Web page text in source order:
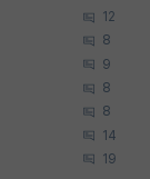
12
8
9
8
8
14
19